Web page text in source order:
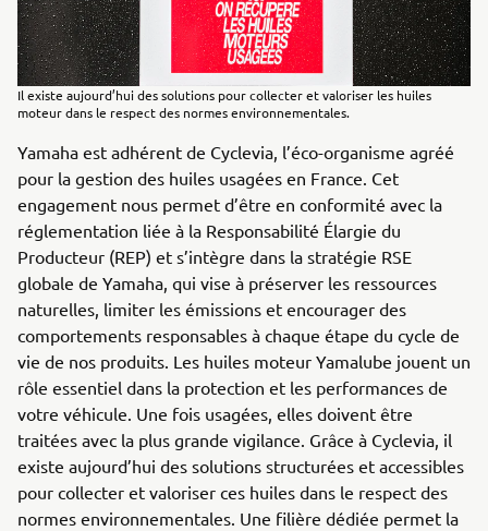
Il existe aujourd’hui des solutions pour collecter et valoriser les huiles
moteur dans le respect des normes environnementales.
Yamaha est adhérent de Cyclevia, l’éco-organisme agréé
pour la gestion des huiles usagées en France. Cet
engagement nous permet d’être en conformité avec la
réglementation liée à la Responsabilité Élargie du
Producteur (REP) et s’intègre dans la stratégie RSE
globale de Yamaha, qui vise à préserver les ressources
naturelles, limiter les émissions et encourager des
comportements responsables à chaque étape du cycle de
vie de nos produits. Les huiles moteur Yamalube jouent un
rôle essentiel dans la protection et les performances de
votre véhicule. Une fois usagées, elles doivent être
traitées avec la plus grande vigilance. Grâce à Cyclevia, il
existe aujourd’hui des solutions structurées et accessibles
pour collecter et valoriser ces huiles dans le respect des
normes environnementales. Une filière dédiée permet la